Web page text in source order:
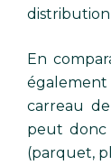
distribution
En
carreau
peut donc
(parquet,